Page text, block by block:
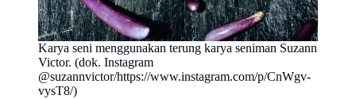
Karya seni menggunakan terung karya seniman Suzann
Victor. (dok. Instagram
@suzannvictor/https://www.instagram.com/p/CnWgv-
vysT8/)